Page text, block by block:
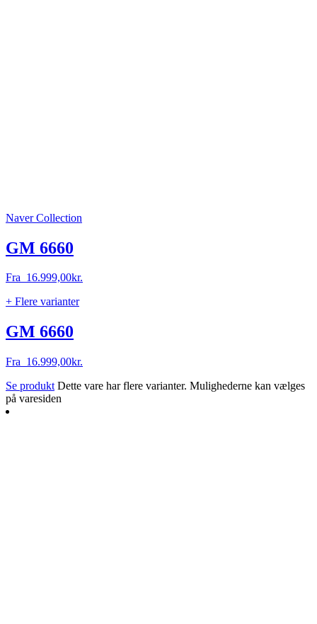
Naver Collection
GM 6660
Fra 16.999,00kr.
+ Flere varianter
GM 6660
Fra 16.999,00kr.
Se produkt Dette vare har flere varianter. Mulighederne kan vælges
på varesiden